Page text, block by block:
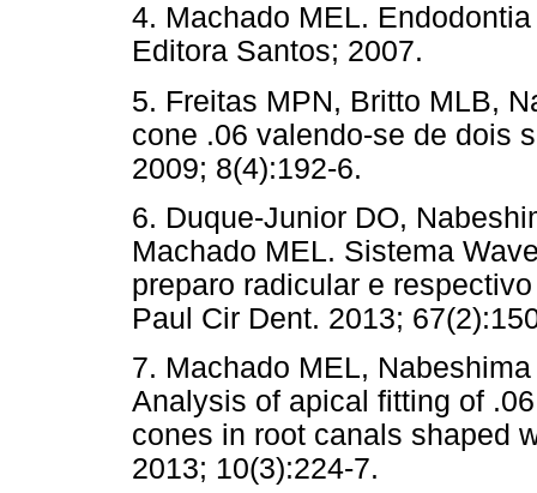
4. Machado MEL.
Editora Santos; 2007.
5. Freitas MPN, Britto MLB,
cone .06 valendo-se de dois
2009; 8(4):192-6.
6. Duque-Junior DO,
Machado MEL. Sistema
preparo radicular e
Paul Cir Dent. 2013;
7. Machado MEL,
Analysis of apical fitting of
cones in root canals shaped
2013; 10(3):224-7.